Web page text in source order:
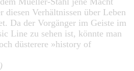
diesen Verhältnissen über Leben
Da der Vorgänger im Geiste im
Line zu sehen ist, könnte man
düsterere »history of